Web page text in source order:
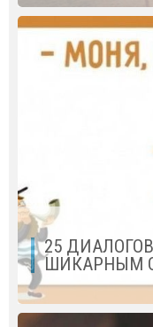
25
ШИКАРНЫМ